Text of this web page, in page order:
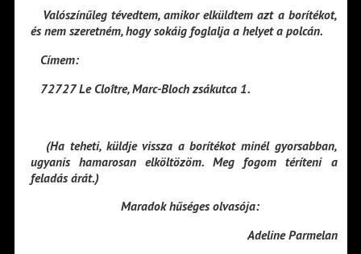
Valószínűleg tévedtem, amikor elküldtem azt a borítékot,
és nem szeretném, hogy sokáig foglalja a helyet a polcán.
Címem:
72727 Le Cloître, Marc-Bloch zsákutca 1.
(Ha teheti, küldje vissza a borítékot minél gyorsabban,
ugyanis hamarosan elköltözöm. Meg fogom téríteni a
feladás árát.)
Maradok hűséges olvasója:
Adeline Parmelan